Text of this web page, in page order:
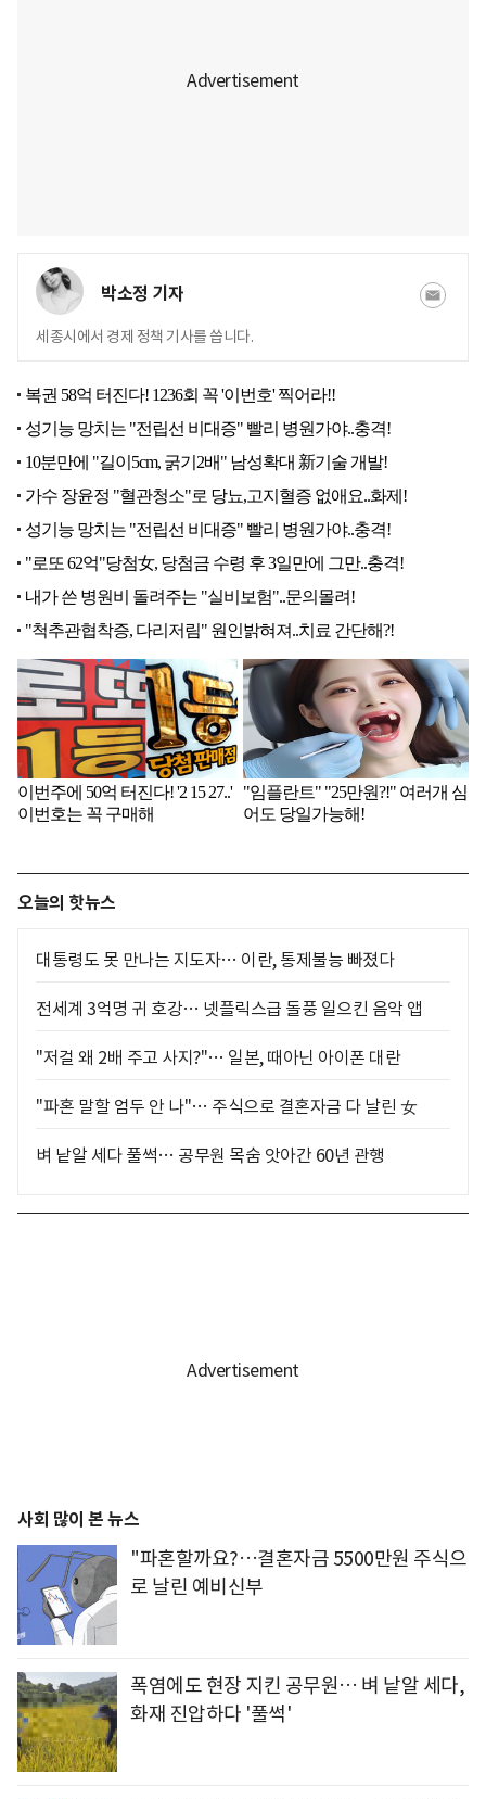
박소정 기자
세종시에서 경제 정책 기사를 씁니다.
오늘의 핫뉴스
대통령도 못 만나는 지도자… 이란, 통제불능 빠졌다
전세계 3억명 귀 호강… 넷플릭스급 돌풍 일으킨 음악 앱
"저걸 왜 2배 주고 사지?"… 일본, 때아닌 아이폰 대란
"파혼 말할 엄두 안 나"… 주식으로 결혼자금 다 날린 女
벼 낱알 세다 풀썩… 공무원 목숨 앗아간 60년 관행
사회 많이 본 뉴스
"파혼할까요?…결혼자금 5500만원 주식으
로 날린 예비신부
폭염에도 현장 지킨 공무원… 벼 낱알 세다,
화재 진압하다 '풀썩'